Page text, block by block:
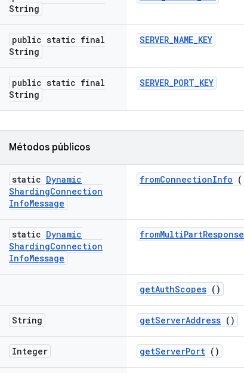
String
public static final
String
SERVER_NAME_KEY
public static final
String
SERVER_PORT_KEY
Métodos públicos
static Dynamic
ShardingConnection
InfoMessage
fromConnectionInfo (
static Dynamic
ShardingConnection
InfoMessage
fromMultiPartResponse
getAuthScopes ()
String getServerAddress ()
Integer getServerPort ()